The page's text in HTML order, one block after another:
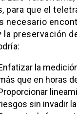
para que el
necesario
la preservación
la
que en horas
sin invadir